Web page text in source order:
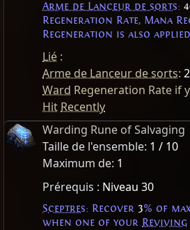
Arme de Lanceur de sorts:
Regeneration Rate, Mana
Regeneration is also
Lié :
Arme de Lanceur de sorts:
Ward Regeneration Rate if
Hit Recently
Warding Rune of Salvaging
Taille de l'ensemble: 1 / 10
Maximum de: 1
Prérequis : Niveau 30
Sceptres: Recover 3% of
when one of your Reviving